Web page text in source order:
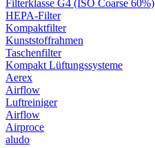
Filterklasse G4 (ISO Coarse 60%)
HEPA-Filter
Kompaktfilter
Kunststoffrahmen
Taschenfilter
Kompakt Lüftungssysteme
Aerex
Airflow
Luftreiniger
Airflow
Airproce
aludo